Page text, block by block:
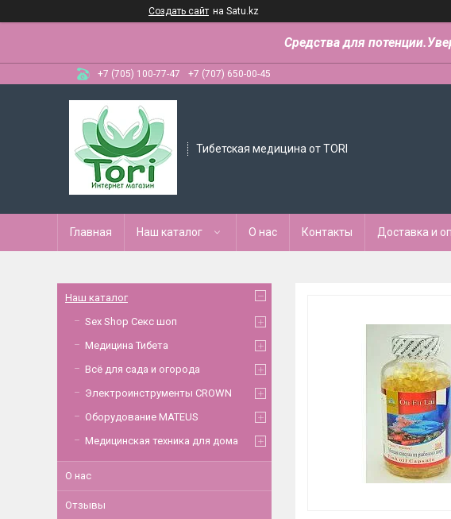
Создать сайт на Satu.kz
Средства для
+7 (705) 100-77-47 +7 (707) 650-00-45
Тибетская медицина от TORI
Главная Наш каталог О нас Контакты Доставка и
Наш каталог
Sex Shop Секс шоп
Медицина Тибета
Всё для сада и огорода
Электроинструменты CROWN
Оборудование MATEUS
Медицинская техника для дома
О нас
Отзывы